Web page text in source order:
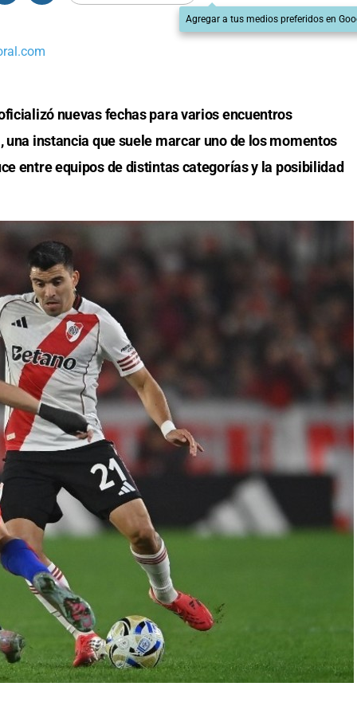
Agregar a tus medios preferidos en
nuevas fechas para varios encuentros
instancia que suele marcar uno de los momentos
entre equipos de distintas categorías y la posibilidad